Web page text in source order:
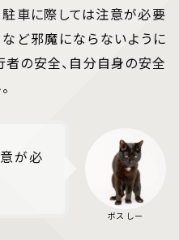
車に際しては注意が必要
ど邪魔にならないように
者の安全、自分自身の安全
が必